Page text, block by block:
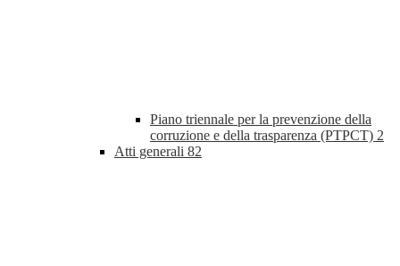
Piano triennale per la prevenzione della
corruzione e della trasparenza (PTPCT) 2
Atti generali 82